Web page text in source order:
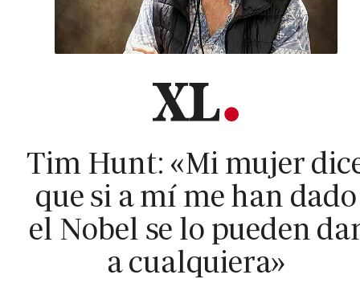
Tim Hunt: «Mi mujer
que si a mí me han dado
el Nobel se lo pueden
a cualquiera»